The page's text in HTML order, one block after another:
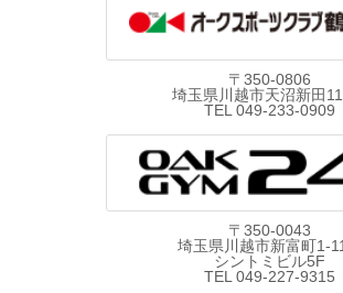
〒350-0806
埼玉県川越市天沼新田
TEL 049-233-0909
〒350-0043
埼玉県川越市新富町1-
シントミビル5F
TEL 049-227-9315